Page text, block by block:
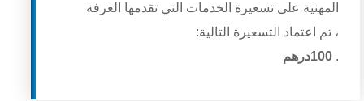
المهنية على تسعيرة الخدمات التي تقدمها الغرفة
، تم اعتماد التسعيرة التالية:
.
100درهم